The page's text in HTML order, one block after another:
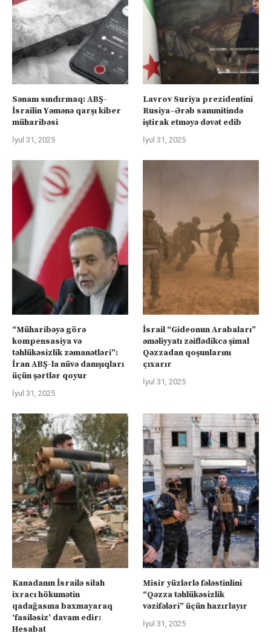
Sənanı sındırmaq: ABŞ-
İsrailin Yəmənə qarşı kiber
müharibəsi
İyul 31, 2025
Lavrov Suriya prezidentini
Rusiya–Ərəb sammitində
iştirak etməyə dəvət edib
İyul 31, 2025
“Müharibəyə görə
kompensasiya və
təhlükəsizlik zəmanətləri”:
İran ABŞ-la nüvə danışıqları
üçün şərtlər qoyur
İyul 31, 2025
İsrail “Gideonun Arabaları”
əməliyyatı zəiflədikcə şimal
Qəzzadan qoşunlarını
çıxarır
İyul 31, 2025
Kanadanın İsrailə silah
ixracı hökumətin
qadağasına baxmayaraq
‘fasiləsiz’ davam edir:
Hesabat
Misir yüzlərlə fələstinlini
“Qəzza təhlükəsizlik
vəzifələri” üçün hazırlayır
İyul 31, 2025